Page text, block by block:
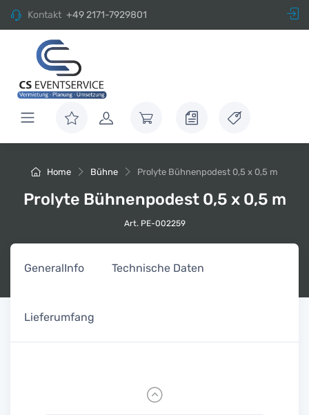
Kontakt +49 2171-7929801
Home Bühne Prolyte Bühnenpodest 0,5 x 0,5 m
Prolyte Bühnenpodest 0,5 x 0,5 m
Art. PE-002259
GeneralInfo Technische Daten
Lieferumfang
Previous